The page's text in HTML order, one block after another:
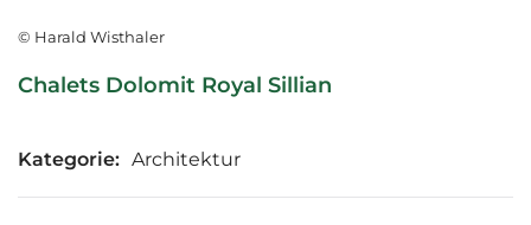
© Harald Wisthaler
Chalets Dolomit Royal Sillian
Kategorie: Architektur